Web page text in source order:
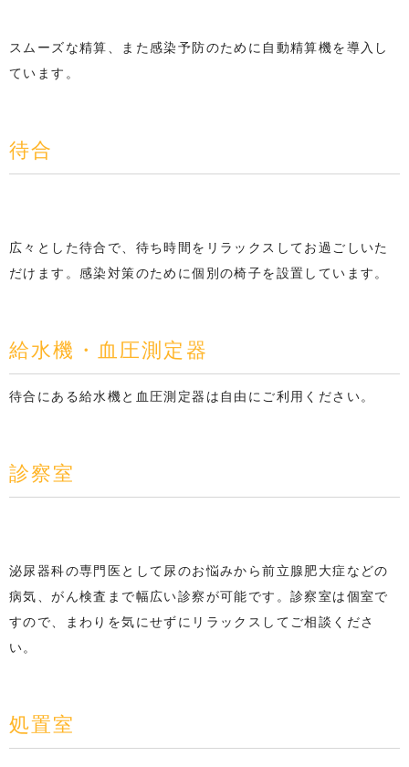
スムーズな精算、また感染予防のために自動精算機を導入し
ています。
待合
広々とした待合で、待ち時間をリラックスしてお過ごしいた
だけます。感染対策のために個別の椅子を設置しています。
給水機・血圧測定器
待合にある給水機と血圧測定器は自由にご利用ください。
診察室
泌尿器科の専門医として尿のお悩みから前立腺肥大症などの
病気、がん検査まで幅広い診察が可能です。診察室は個室で
すので、まわりを気にせずにリラックスしてご相談くださ
い。
処置室